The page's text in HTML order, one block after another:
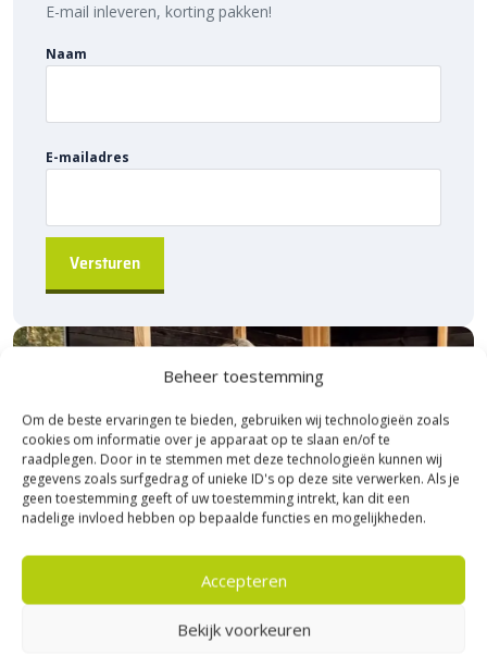
Beheer toestemming
Om de beste ervaringen te bieden, gebruiken wij technologieën zoals
cookies om informatie over je apparaat op te slaan en/of te
raadplegen. Door in te stemmen met deze technologieën kunnen wij
gegevens zoals surfgedrag of unieke ID's op deze site verwerken. Als je
geen toestemming geeft of uw toestemming intrekt, kan dit een
nadelige invloed hebben op bepaalde functies en mogelijkheden.
Accepteren
Bekijk voorkeuren
sluiten metopsluitbanden. Dit voorkomt verzakken en
verschuiven van de tegels.
voor de beste prijs
Bij Sierbestratingsmarkt.com bestel je de
project. Ontdek de hoogwaardige kwaliteit, voordelige prijs en
snelle levering bij Sierbestratingsmarkt.com.
E-mail inleveren, korting pakken!
Naam
E-mailadres